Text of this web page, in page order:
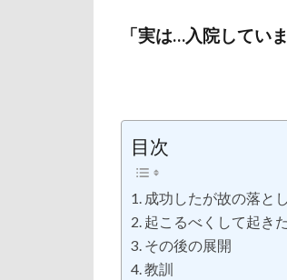
「実は…入院してい
目次
成功したが故の落と
起こるべくして起き
その後の展開
教訓